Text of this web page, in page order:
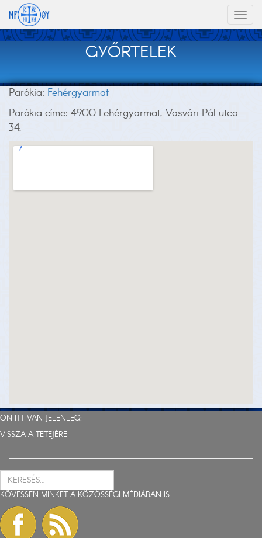
GYŐRTELEK
Parókia: Fehérgyarmat
Parókia címe: 4900 Fehérgyarmat, Vasvári Pál utca
34.
ÖN ITT VAN JELENLEG:
VISSZA A TETEJÉRE
KÖVESSEN MINKET A KÖZÖSSÉGI MÉDIÁBAN IS: